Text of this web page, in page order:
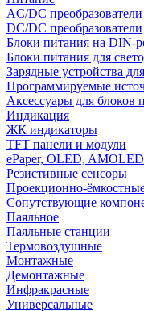
AC/DC преобразователи
DC/DC преобразователи
Блоки питания на DIN-
Блоки питания для
Зарядные устройства
Программируемые
Аксессуары для блоков
Индикация
ЖК индикаторы
TFT панели и модули
ePaper, OLED, AMOLED
Резистивные сенсоры
Проекционно-
Сопутствующие
Паяльное
Паяльные станции
Термовоздушные
Монтажные
Демонтажные
Инфракрасные
Универсальные